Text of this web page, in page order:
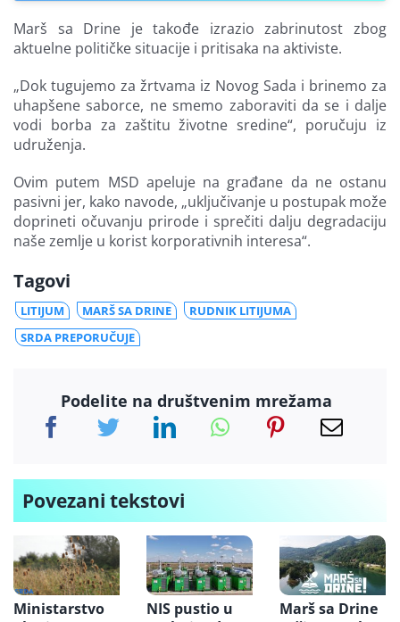
Marš sa Drine je takođe izrazio zabrinutost zbog
aktuelne političke situacije i pritisaka na aktiviste.
„Dok tugujemo za žrtvama iz Novog Sada i brinemo za
uhapšene saborce, ne smemo zaboraviti da se i dalje
vodi borba za zaštitu životne sredine“, poručuju iz
udruženja.
Ovim putem MSD apeluje na građane da ne ostanu
pasivni jer, kako navode, „uključivanje u postupak može
doprineti očuvanju prirode i sprečiti dalju degradaciju
naše zemlje u korist korporativnih interesa“.
Tagovi
LITIJUM MARŠ SA DRINE
RUDNIK LITIJUMA
SRDA PREPORUČUJE
Podelite na društvenim mrežama
Povezani tekstovi
Ministarstvo
NIS pustio u
Marš sa Drine